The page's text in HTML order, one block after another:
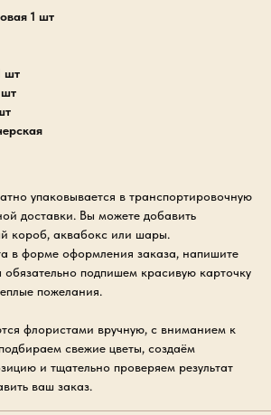
1 шт
шт
шт
упаковывается в транспортировочную
доставки. Вы можете добавить
короб, аквабокс или шары.
в форме оформления заказа, напишите
обязательно подпишем красивую карточку
пожелания.
флористами вручную, с вниманием к
свежие цветы, создаём
и тщательно проверяем результат
ваш заказ.